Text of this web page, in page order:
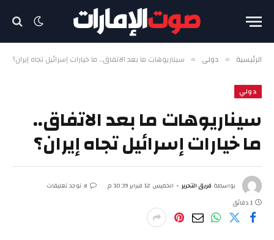
الرئيسية » دولي » سيناريوهات ما بعد الاتفاق.. ما خيارات إسرائيل تجاه إيران؟
دولي
سيناريوهات ما بعد الاتفاق..
ما خيارات إسرائيل تجاه إيران؟
بواسطة فريق التحرير الخميس 12 فبراير 10:39 م
لا توجد تعليقات
1 دقائق